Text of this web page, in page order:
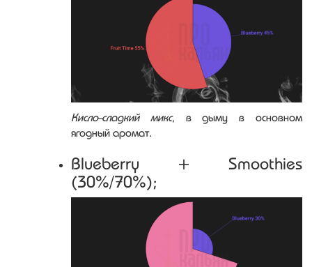
Кисло-сладкий микс, в дыму в основном
ягодный аромат.
Blueberry + Smoothies
(30%/70%);